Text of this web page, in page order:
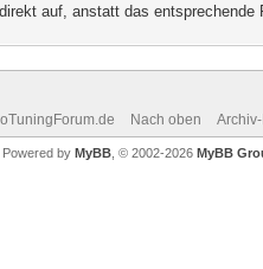
auf, anstatt das
Nach oben
Powered by MyBB, © 2002-2026 MyBB